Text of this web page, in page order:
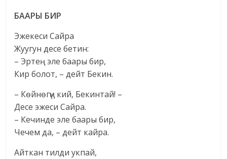
БААРЫ БИР
Эжекеси Сайра
Жуугун десе бетин:
– Эртең эле баары бир,
Кир болот, – дейт Бекин.
– Көйнөгүң кий, Бекинтай! –
Десе эжеси Сайра.
– Кечинде эле баары бир,
Чечем да, – дейт кайра.
Айткан тилди укпай,